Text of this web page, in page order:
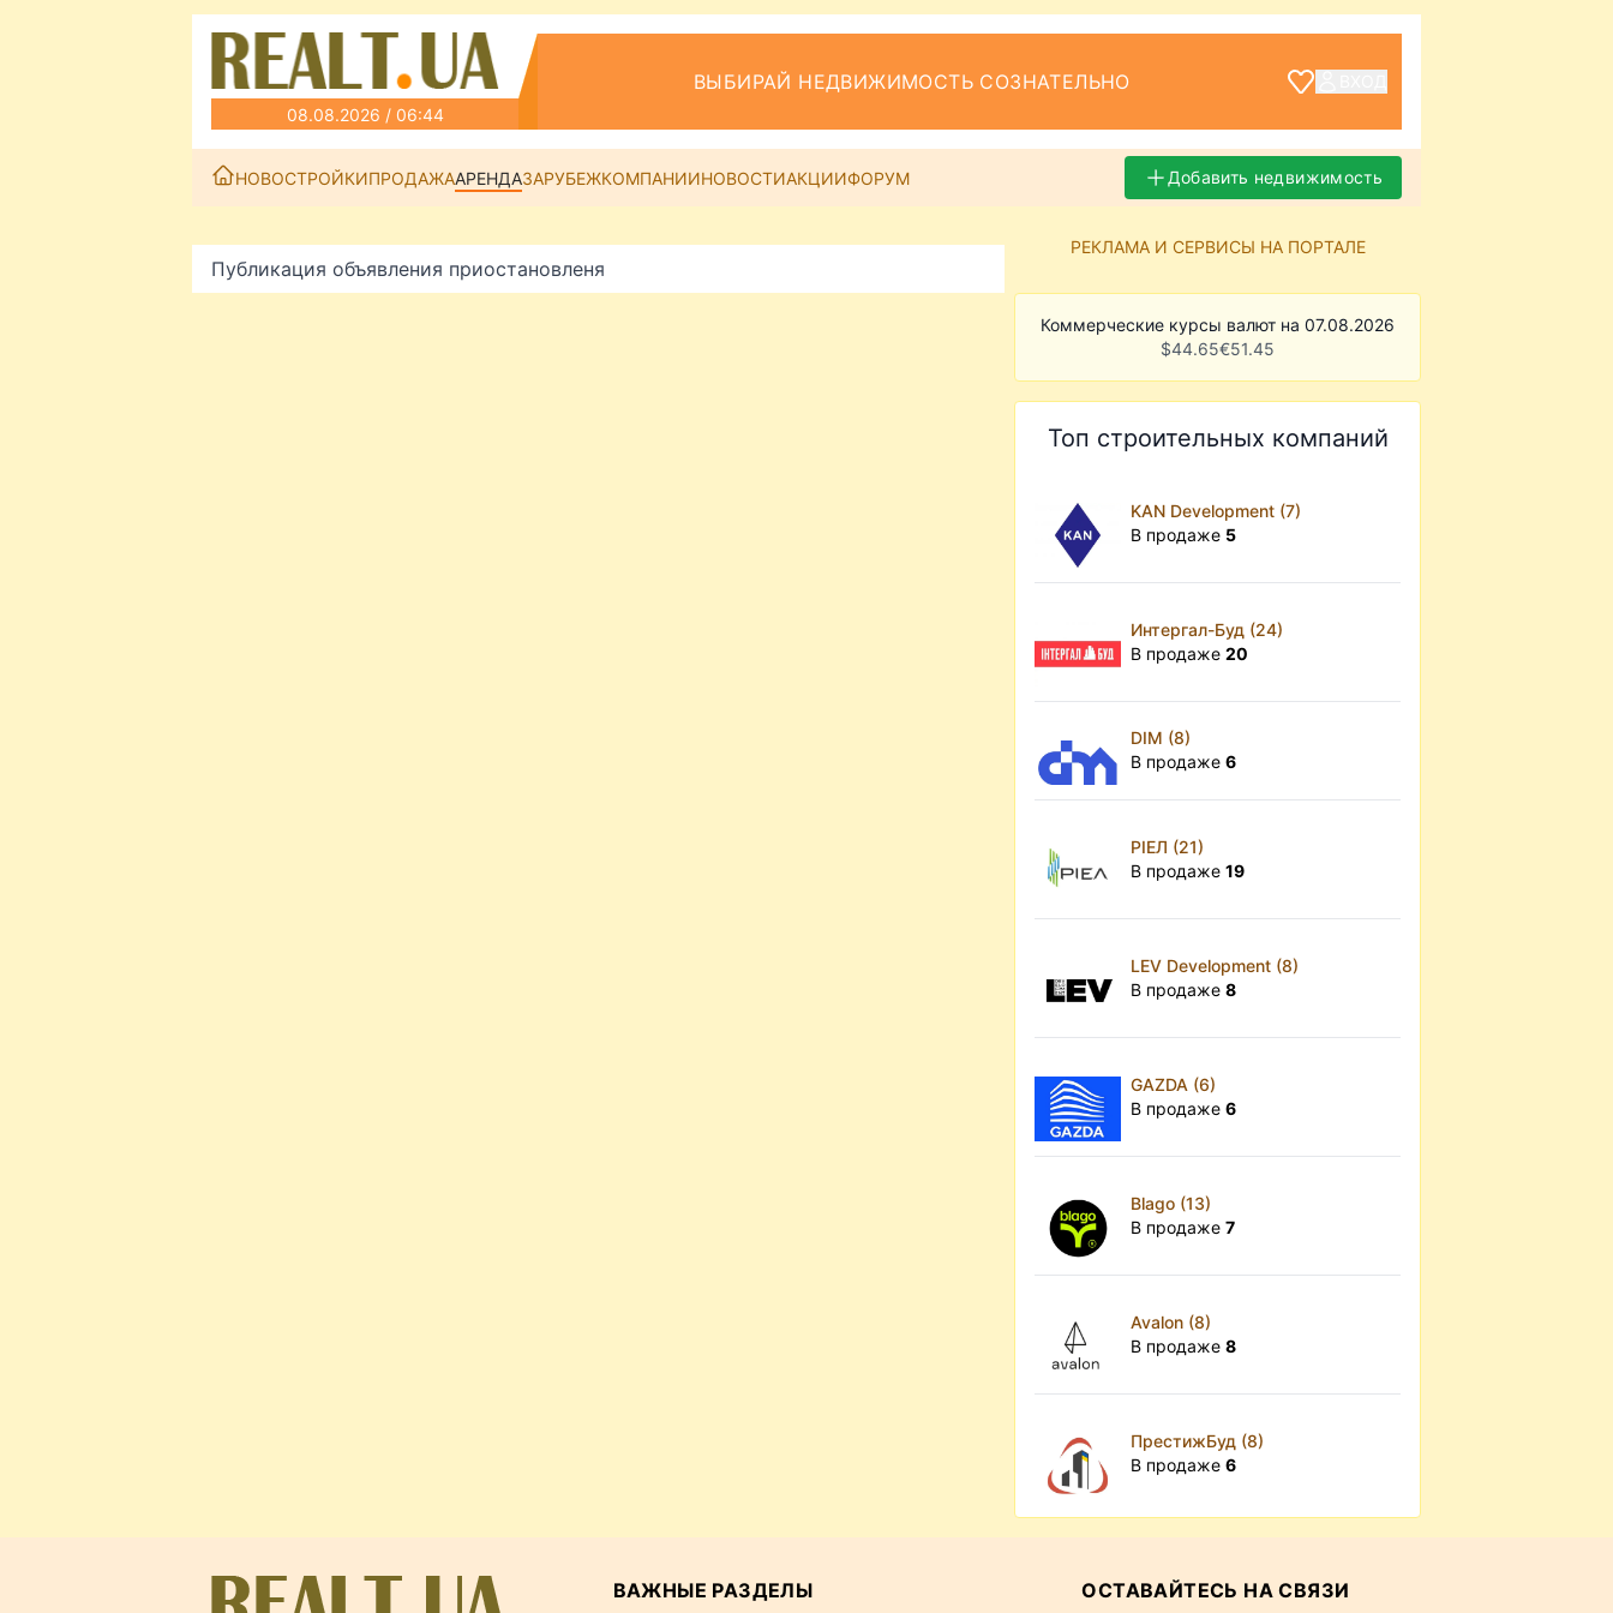
08.08.2026 / 06:44
ВЫБИРАЙ НЕДВИЖИМОСТЬ СОЗНАТЕЛЬНО
НОВОСТРОЙКИПРОДАЖААРЕНДАЗАРУБЕЖКОМПАНИИНОВОСТИАКЦИИФОРУМ Добавить недвижимость
Публикация объявления приостановленя
РЕКЛАМА И СЕРВИСЫ НА ПОРТАЛЕ
Коммерческие курсы валют на 07.08.2026
$44.65€51.45
Топ строительных компаний
KAN Development (7)
В продаже 5
Интергал-Буд (24)
В продаже20
DIM (8)
В продаже6
РІЕЛ (21)
В продаже19
LEV Development (8)
В продаже8
GAZDA (6)
В продаже6
Blago (13)
В продаже7
Avalon (8)
В продаже8
ПрестижБуд (8)
В продаже6
ВАЖНЫЕ РАЗДЕЛЫ ОСТАВАЙТЕСЬ НА СВЯЗИ